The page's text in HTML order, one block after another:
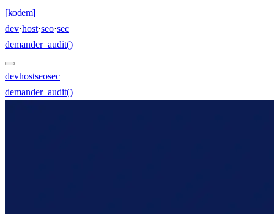
[kodem]
dev·host·seo·sec
demander_audit()
devhostseosec
demander_audit()